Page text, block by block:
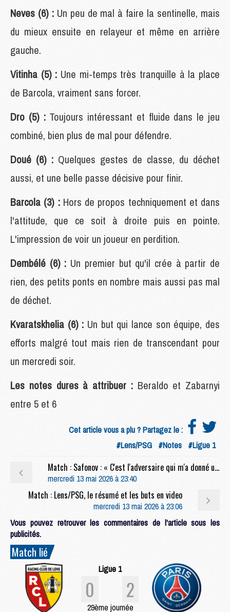
Neves (6) : Un peu de mal à faire la sentinelle, mais
du mieux ensuite en relayeur et même en arrière
gauche.
Vitinha (5) : Une mi-temps très tranquille à la place
de Barcola, vraiment sans forcer.
Dro (5) : Toujours intéressant et fluide dans le jeu
combiné, bien plus de mal pour défendre.
Doué (6) : Quelques gestes de classe, du déchet
aussi, et une belle passe décisive pour finir.
Barcola (3) : Hors de propos techniquement et dans
l'attitude, que ce soit à droite puis en pointe.
L'impression de voir un joueur en perdition.
Dembélé (6) : Un premier but qu'il crée à partir de
rien, des petits ponts en nombre mais aussi pas mal
de déchet.
Kvaratskhelia (6) : Un but qui lance son équipe, des
efforts malgré tout mais rien de transcendant pour
un mercredi soir.
Les notes dures à attribuer : Beraldo et Zabarnyi
entre 5 et 6
Cet article vous a plu ? Partagez le :
#Lens/PSG #Notes #Ligue 1
Match : Safonov : « C'est l'adversaire qui m'a donné une petite chance »
mercredi 13 mai 2026 à 23:40
Match : Lens/PSG, le résumé et les buts en video
mercredi 13 mai 2026 à 23:06
Vous pouvez retrouver les commentaires de l'article sous les
publicités.
Match lié
Ligue 1
0 2
29ème journée